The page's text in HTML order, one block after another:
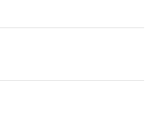
Viele Bauernhöfe hatten
viele Wiener
Wegen des
viele Jagdpächter ihre
Sicht die bedeutendste
Wanderwegen durch